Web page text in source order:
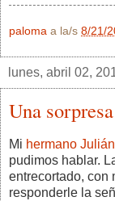
paloma a la/s 8/21/
lunes, abril 02,
Una
Mi hermano Julián
pudimos hablar.
entrecortado, con
responderle la